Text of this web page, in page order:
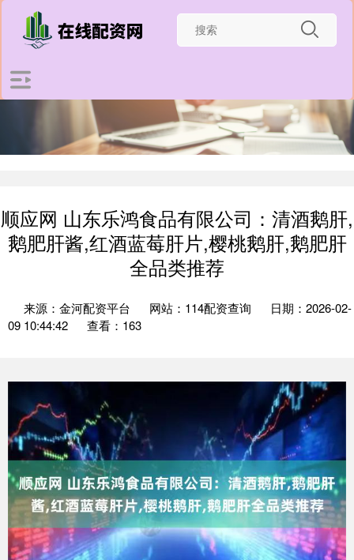
顺应网 山东乐鸿食品有限公司：清酒鹅肝,
鹅肥肝酱,红酒蓝莓肝片,樱桃鹅肝,鹅肥肝
全品类推荐
来源：金河配资平台 网站：114配资查询
日期：2026-02-
09 10:44:42
查看：163